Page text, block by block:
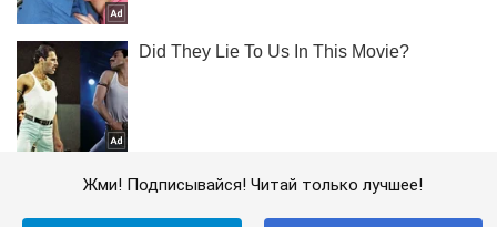
Жми! Подписывайся! Читай только лучшее!